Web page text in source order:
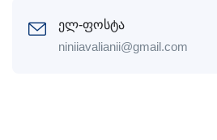
ელ-ფოსტა
niniiavalianii@gmail.com